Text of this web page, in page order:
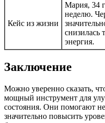
Кейс из жизни
Мария, 34
неделю.
снизилась
энергия.
Заключение
Можно уверенно сказать,
мощный инструмент для
состояния. Они помогают
значительно повысить